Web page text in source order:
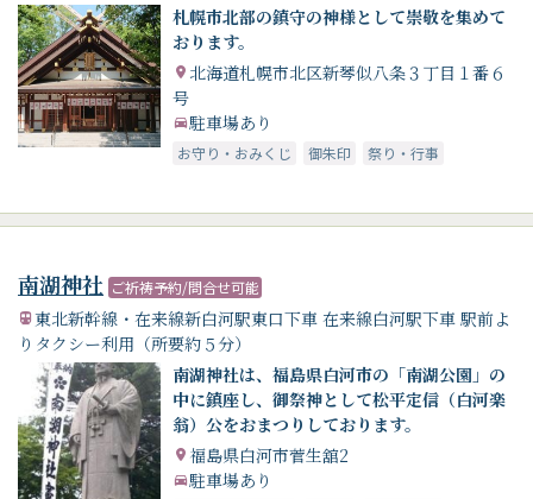
札幌市北部の鎮守の神様として崇敬を集めて
おります。
北海道札幌市北区新琴似八条３丁目１番６
号
駐車場あり
お守り・おみくじ 御朱印 祭り・行事
南湖神社 ご祈祷予約/問合せ可能
東北新幹線・在来線新白河駅東口下車 在来線白河駅下車 駅前よ
りタクシー利用（所要約５分）
南湖神社は、福島県白河市の「南湖公園」の
中に鎮座し、御祭神として松平定信（白河楽
翁）公をおまつりしております。
福島県白河市菅生舘2
駐車場あり